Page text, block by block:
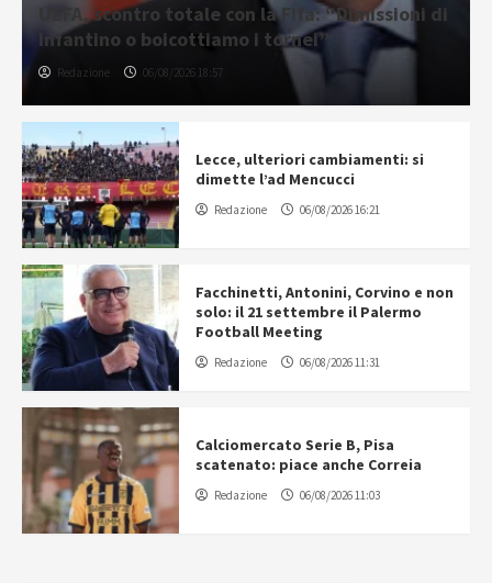
UEFA, scontro totale con la Fifa: “Dimissioni di
Infantino o boicottiamo i tornei”
Redazione 06/08/2026 18:57
Lecce, ulteriori cambiamenti: si
dimette l’ad Mencucci
Redazione 06/08/2026 16:21
Facchinetti, Antonini, Corvino e non
solo: il 21 settembre il Palermo
Football Meeting
Redazione 06/08/2026 11:31
Calciomercato Serie B, Pisa
scatenato: piace anche Correia
Redazione 06/08/2026 11:03